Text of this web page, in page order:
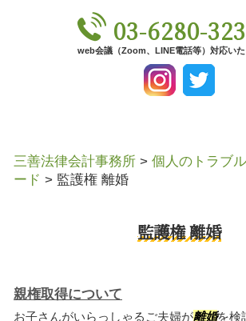
03-6280-
web会議（Zoom、LINE電話等）対応いた
三善法律会計事務所 > 個人のトラブ
ード > 監護権 離婚
監護権 離婚
親権取得について
お子さんがいらっしゃるご夫婦が離婚を検